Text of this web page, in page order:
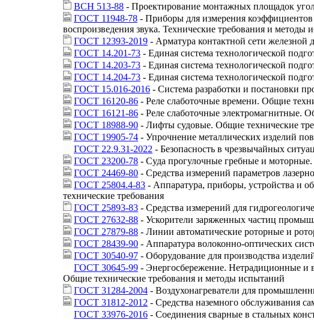
ВСН 513-88 - Проектирование монтажных площадок
ГОСТ 11948-78 - Приборы для измерения коэффициентов
воспроизведения звука. Технические требования и методы
ГОСТ 12393-2019 - Арматура контактной сети
ГОСТ 14.201-73 - Единая система технологической
ГОСТ 14.203-73 - Единая система технологической
ГОСТ 14.204-73 - Единая система технологической
ГОСТ 15.016-2016 - Система разработки и постановки
ГОСТ 16120-86 - Реле слаботочные времени. Общие
ГОСТ 16121-86 - Реле слаботочные электромагнитные.
ГОСТ 18988-90 - Лифты судовые. Общие технические
ГОСТ 19905-74 - Упрочнение металлических изделий
ГОСТ 22.9.31-2022 - Безопасность в чрезвычайных
ГОСТ 23200-78 - Суда прогулочные гребные и
ГОСТ 24469-80 - Средства измерений параметров
ГОСТ 25804.4-83 - Аппаратура, приборы, устройства и
технические требования
ГОСТ 25893-83 - Средства измерений для
ГОСТ 27632-88 - Ускорители заряженных частиц
ГОСТ 27879-88 - Линии автоматические роторные и
ГОСТ 28439-90 - Аппаратура волоконно-оптических
ГОСТ 30540-97 - Оборудование для производства
ГОСТ 30645-99 - Энергосбережение. Нетрадиционные и
Общие технические требования и методы испытаний
ГОСТ 31284-2004 - Воздухонагреватели для
ГОСТ 31812-2012 - Средства наземного обслуживания
ГОСТ 33976-2016 - Соединения сварные в стальных